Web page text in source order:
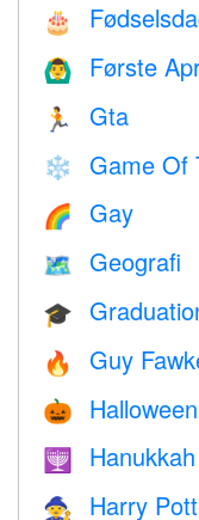
🎂
🙆‍♂️ Første
🏃 Gta
❄️ Game Of
🌈 Gay
🗺 Geografi
🎓
🔥 Guy
🎃 Halloween
🕎 Hanukkah
🧙 Harry